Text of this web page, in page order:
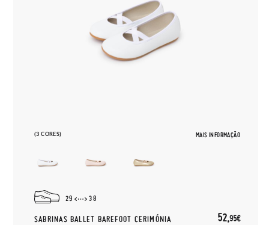
(3 CORES) MAIS INFORMAÇÃO
29 38
SABRINAS BALLET BAREFOOT CERIMÓNIA 52,95€